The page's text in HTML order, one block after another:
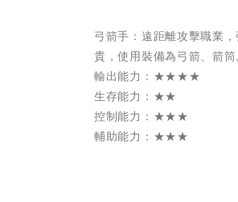
弓箭手：遠距離攻擊職業
貴，使用裝備為弓箭、箭筒
輸出能力：★★★★
生存能力：★★
控制能力：★★★
輔助能力：★★★